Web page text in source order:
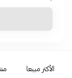
الأكثر مبيعا